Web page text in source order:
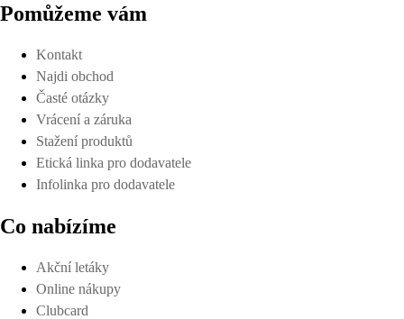
Pomůžeme vám
Kontakt
Najdi obchod
Časté otázky
Vrácení a záruka
Stažení produktů
Etická linka pro dodavatele
Infolinka pro dodavatele
Co nabízíme
Akční letáky
Online nákupy
Clubcard